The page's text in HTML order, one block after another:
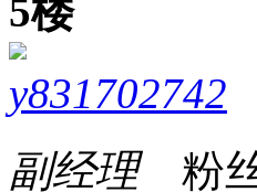
5楼
y831702742
副经理粉